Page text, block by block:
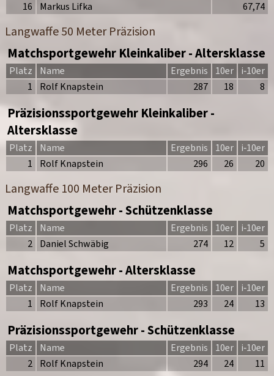
16
Markus Lifka 67,74
Langwaffe 50 Meter Präzision
Matchsportgewehr Kleinkaliber - Altersklasse
Platz Name Ergebnis 10er i‑10er
1
Rolf Knapstein 287 18 8
Präzisionssportgewehr Kleinkaliber -
Altersklasse
Platz Name Ergebnis 10er i‑10er
1
Rolf Knapstein 296 26 20
Langwaffe 100 Meter Präzision
Matchsportgewehr - Schützenklasse
Platz Name Ergebnis 10er i‑10er
2 Daniel Schwäbig 274 12 5
Matchsportgewehr - Altersklasse
Platz Name Ergebnis 10er i‑10er
1
Rolf Knapstein 293 24 13
Präzisionssportgewehr - Schützenklasse
Platz Name Ergebnis 10er i‑10er
2 Rolf Knapstein 294 24 11